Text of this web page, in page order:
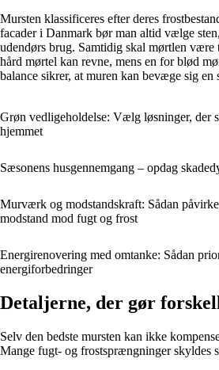
Mursten klassificeres efter deres
facader i Danmark bør man altid vælge
udendørs brug. Samtidig skal mørtlen være
hård mørtel kan revne, mens en for blød
balance sikrer, at muren kan bevæge sig en
Grøn vedligeholdelse: Vælg løsninger, der
hjemmet
Sæsonens husgennemgang – opdag
Murværk og modstandskraft: Sådan
modstand mod fugt og frost
Energirenovering med omtanke: Sådan
energiforbedringer
Detaljerne, der gør
Selv den bedste mursten kan ikke
Mange fugt- og frostsprængninger skyldes